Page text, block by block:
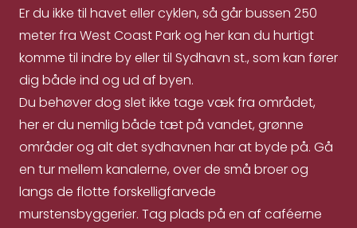
Er du ikke til havet eller cyklen, så går bussen 250
meter fra West Coast Park og her kan du hurtigt
komme til indre by eller til Sydhavn st., som kan fører
dig både ind og ud af byen.
Du behøver dog slet ikke tage væk fra området,
her er du nemlig både tæt på vandet, grønne
områder og alt det sydhavnen har at byde på. Gå
en tur mellem kanalerne, over de små broer og
langs de flotte forskelligfarvede
murstensbyggerier. Tag plads på en af caféerne